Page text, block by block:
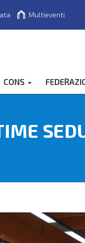
Multieventi
CONS